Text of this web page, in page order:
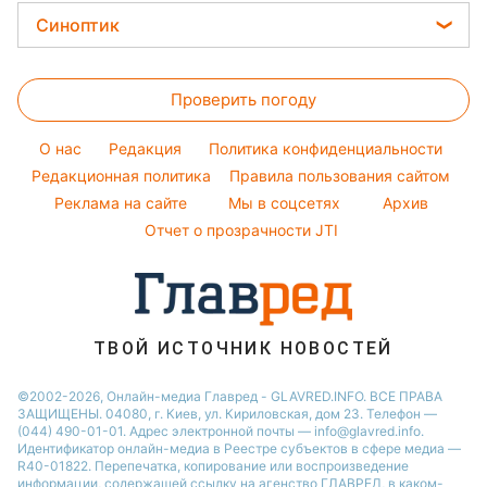
Новости Житомира
Филипп Киркоров
Елена Зеленская
Ани Лорак
Алла Пугачева
Максим Галкин
Настя Каменских
Легкие десерты
Праздничное меню
Авто
Стирка
Комнатные растения
Цены на продукты
Денежная помощь
Курс валют
Синоптик
Магнитные бури
Погода на сегодня
Погода на завтра
Пылевая буря
Проверить погоду
O нас Редакция
Политика конфиденциальности
Редакционная политика
Правила пользования сайтом
Реклама на сайте
Мы в соцсетях
Архив
Отчет о прозрачности JTI
ТВОЙ ИСТОЧНИК НОВОСТЕЙ
©2002-2026, Онлайн-медиа Главред - GLAVRED.INFO. ВСЕ ПРАВА
ЗАЩИЩЕНЫ. 04080, г. Киев, ул. Кириловская, дом 23. Телефон —
(044) 490-01-01. Адрес электронной почты — info@glavred.info.
Идентификатор онлайн-медиа в Реестре cубъектов в сфере медиа —
R40-01822. Перепечатка, копирование или воспроизведение
информации, содержащей ссылку на агенство ГЛАВРЕД, в каком-